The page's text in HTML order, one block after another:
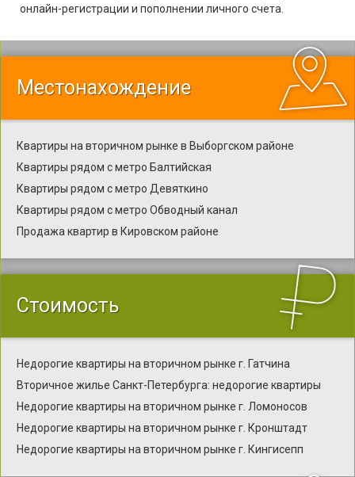
онлайн-регистрации и пополнении личного счета.
Местонахождение
Квартиры на вторичном рынке в Выборгском районе
Квартиры рядом с метро Балтийская
Квартиры рядом с метро Девяткино
Квартиры рядом с метро Обводный канал
Продажа квартир в Кировском районе
Стоимость
Недорогие квартиры на вторичном рынке г. Гатчина
Вторичное жилье Санкт-Петербурга: недорогие квартиры
Недорогие квартиры на вторичном рынке г. Ломоносов
Недорогие квартиры на вторичном рынке г. Кронштадт
Недорогие квартиры на вторичном рынке г. Кингисепп